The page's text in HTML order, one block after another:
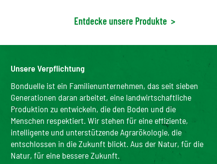
Entdecke unsere Produkte >
Unsere Verpflichtung
Bonduelle ist ein Familienunternehmen, das seit sieben
Generationen daran arbeitet, eine landwirtschaftliche
Produktion zu entwickeln, die den Boden und die
Menschen respektiert. Wir stehen für eine effiziente,
intelligente und unterstützende Agrarökologie, die
entschlossen in die Zukunft blickt. Aus der Natur, für die
Natur, für eine bessere Zukunft.